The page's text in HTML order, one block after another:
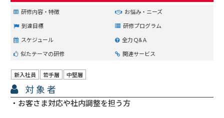
研修内容・特徴
お悩み・ニーズ
到達目標
研修プログラム
スケジュール
全力Ｑ&Ａ
似たテーマの研修
関連サービス
対象者
新入社員 若手層 中堅層
お客さま対応や社内調整を担う方